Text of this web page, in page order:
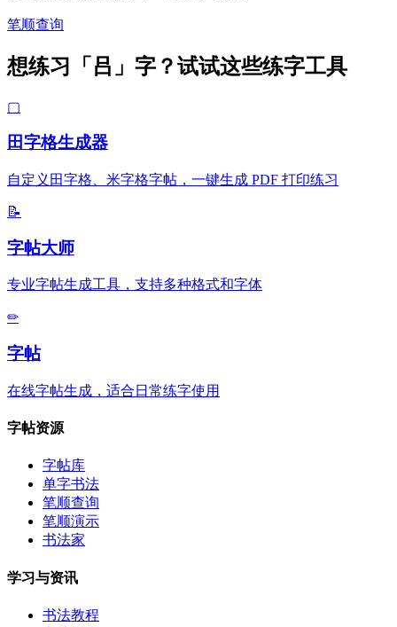
笔顺查询
想练习「吕」字？试试这些练字工具
▢
田字格生成器
自定义田字格、米字格字帖，一键生成 PDF 打印练习
📝
字帖大师
专业字帖生成工具，支持多种格式和字体
✏
字帖
在线字帖生成，适合日常练字使用
字帖资源
字帖库
单字书法
笔顺查询
笔顺演示
书法家
学习与资讯
书法教程